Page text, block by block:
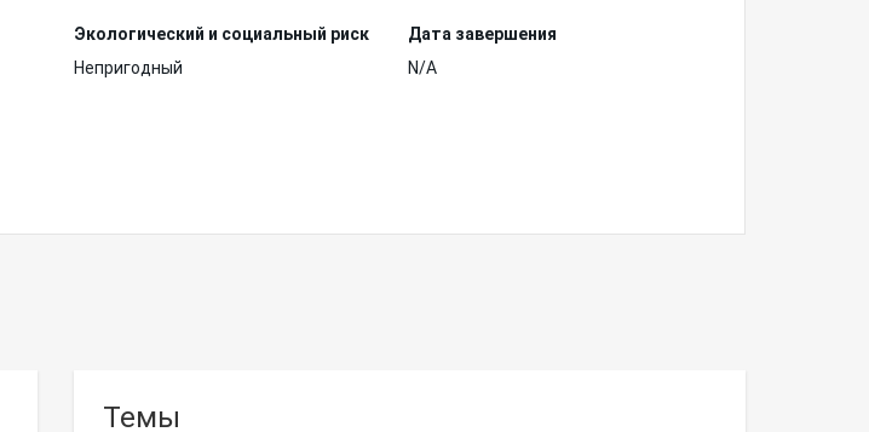
Экологический и социальный риск
Непригодный
Дата завершения
N/A
Темы